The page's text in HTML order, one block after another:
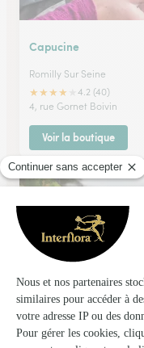
Capucine
Romilly Sur Seine
★★★★
4.2 (40)
4, rue Gornet Boivin
Voir la boutique
Romilly Fleurs
Romilly Sur Seine